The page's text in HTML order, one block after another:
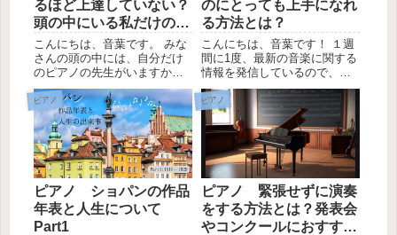
るほど上達していない？
頭の中にいる私だけの先
生
こんにちは、音葉です。 みな
さんの頭の中には、自分だけ
のピアノの先生がいますか。
また、ピアノのレッスンに行
けるほど上達していないから
行きたくないな、そう思うこ
とはありませんか？ 私の頭の
中には、ピアノの先生も人生
の先生もいろんな先生がい
て...
のにとっても上手になれ
る方法とは？
こんにちは、音葉です！ １週
間に1度、最新の音楽に関する
情報を発信しているので、
LINEの友達登録お願いしま
す。 みなさんは、大人からピ
アノを始めたり、中学生や高
校生からピアノを始めたりす
ると、小さい頃から習ってい
る子たちほど上手になれな
い...
ピアノ
ピアノ ショパンの作品
年表と人生について
Part1
ピアノ
ピアノ 緊張せずに演奏
をする方法とは？発表会
やコンクールにおすす